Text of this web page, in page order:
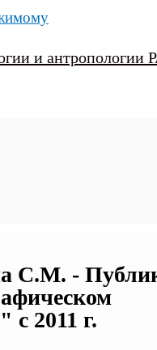
и антропологии
С.М. -
с 2011 г.